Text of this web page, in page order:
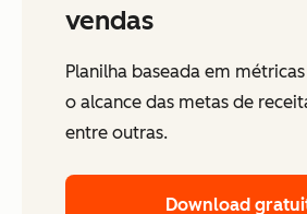
vendas
Planilha baseada em
o alcance das metas de
entre outras.
Download